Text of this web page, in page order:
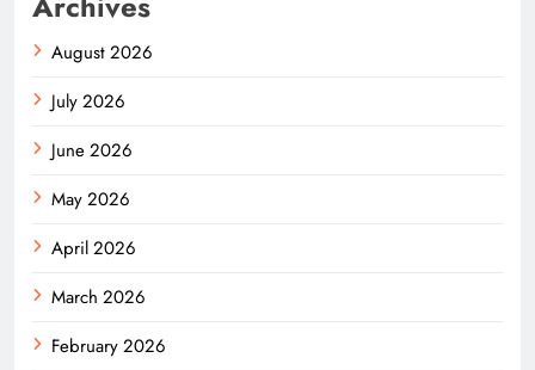
August 2026
July 2026
June 2026
May 2026
April 2026
March 2026
February 2026